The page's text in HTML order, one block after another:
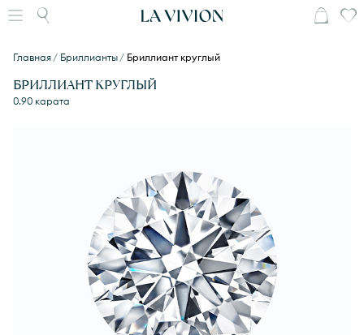
Главная Бриллианты Бриллиант круглый
БРИЛЛИАНТ КРУГЛЫЙ
0.90 карата